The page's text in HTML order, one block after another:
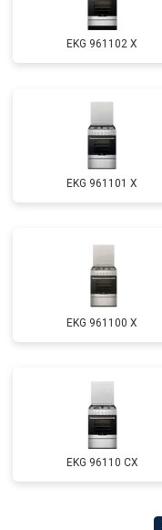
EKG 961102 X
EKG 961101 X
EKG 961100 X
EKG 96110 CX